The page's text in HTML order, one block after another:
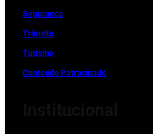
Segurança
Trânsito
Turismo
Conteúdo Patrocinado